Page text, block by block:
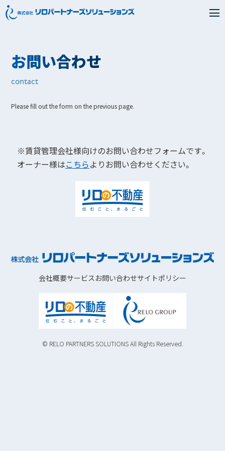
お問い合わせ
contact
Please fill out the form on the previous page.
※賃貸管理会社様向けのお問い合わせフォームです。
オーナー様はこちらよりお問い合わせください。
会社概要サービスお問い合わせサイトポリシー
© RELO PARTNERS SOLUTIONS All Rights Reserved.